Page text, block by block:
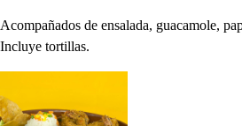
Acompañados de ensalada, guacamole,
Incluye tortillas.